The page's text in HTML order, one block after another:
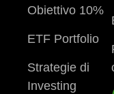
Obiettivo 10%
ETF Portfolio
Strategie di
Investing